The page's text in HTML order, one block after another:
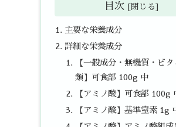
目次
主要な栄養成分
詳細な栄養成分
【一般成分・無機質・ビタ
類】可食部 100g 中
【アミノ酸】可食部 100g
【アミノ酸】基準窒素 1g